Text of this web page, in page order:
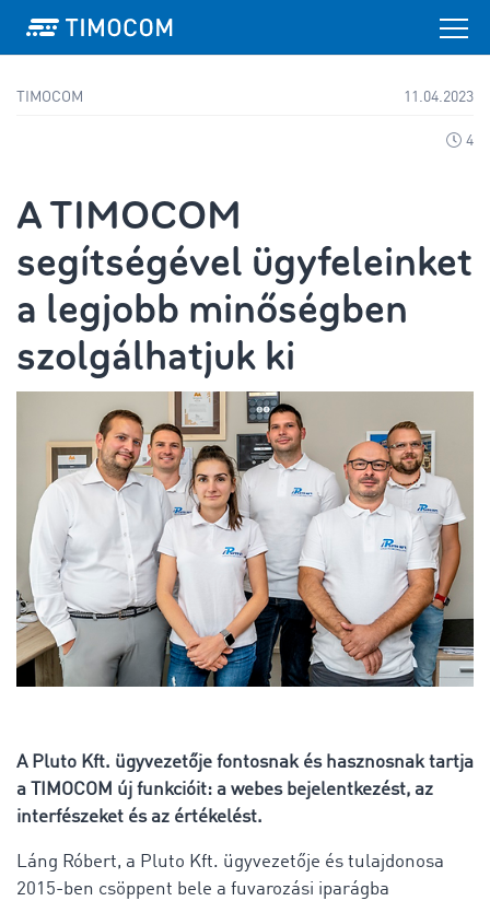
TIMOCOM 11.04.2023
4
A TIMOCOM
segítségével ügyfeleinket
a legjobb minőségben
szolgálhatjuk ki
A Pluto Kft. ügyvezetője fontosnak és hasznosnak tartja
a TIMOCOM új funkcióit: a webes bejelentkezést, az
interfészeket és az értékelést.
Láng Róbert, a Pluto Kft. ügyvezetője és tulajdonosa
2015-ben csöppent bele a fuvarozási iparágba